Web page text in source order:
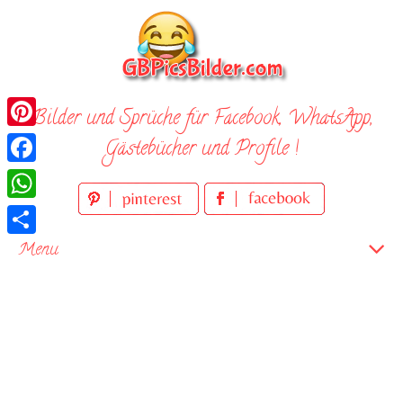
Bilder und Sprüche für Facebook, WhatsApp,
Gästebücher und Profile !
Menu
Pinterest
Facebook
WhatsApp
Teilen